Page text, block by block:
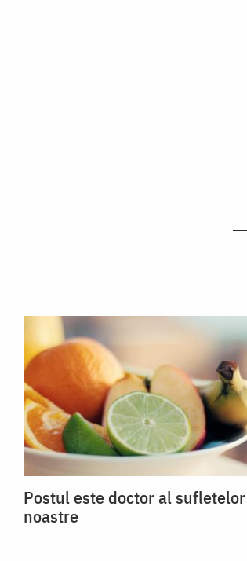
Postul este doctor al sufletelor
noastre